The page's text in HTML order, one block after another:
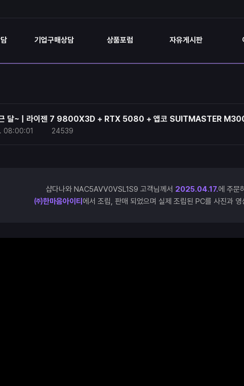
기업구매상담 상품포럼 자유게시판
근 달~ | 라이젠 7 9800X3D + RTX 5080 + 앱코 SUITMASTER
08:00:01 24539
샵다나와 NAC5AVV0VSL1S9 고객님께서 2025.04.17.에 주문
㈜한마음아이티 에서 조립, 판매 되었으며 실제 조립된 PC를 사진과